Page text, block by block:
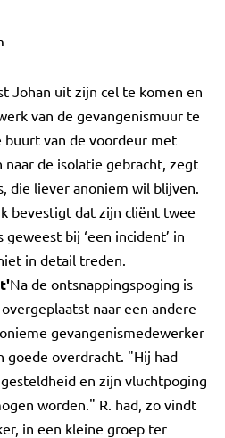
Johan uit zijn cel te komen en
van de gevangenismuur te
buurt van de voordeur met
de isolatie gebracht, zegt
die liever anoniem wil blijven.
bevestigt dat zijn cliënt twee
bij ‘een incident’ in
in detail treden.
Na de ontsnappingspoging is
naar een andere
gevangenismedewerker
goede overdracht. "Hij had
en zijn vluchtpoging
worden." R. had, zo vindt
in een kleine groep ter